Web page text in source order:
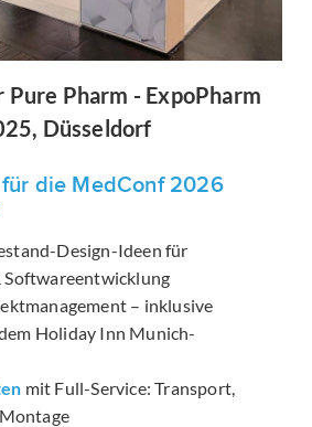
Pure Pharm - ExpoPharm
Düsseldorf
die MedConf 2026
Design-Ideen für
– inklusive
Holiday Inn Munich-
mit Full-Service: Transport,